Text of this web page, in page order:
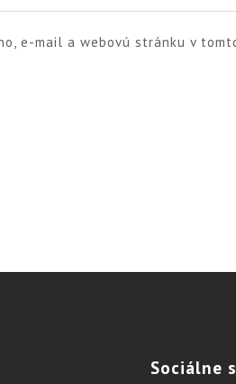
e-mail a webovú stránku v
Sociálne